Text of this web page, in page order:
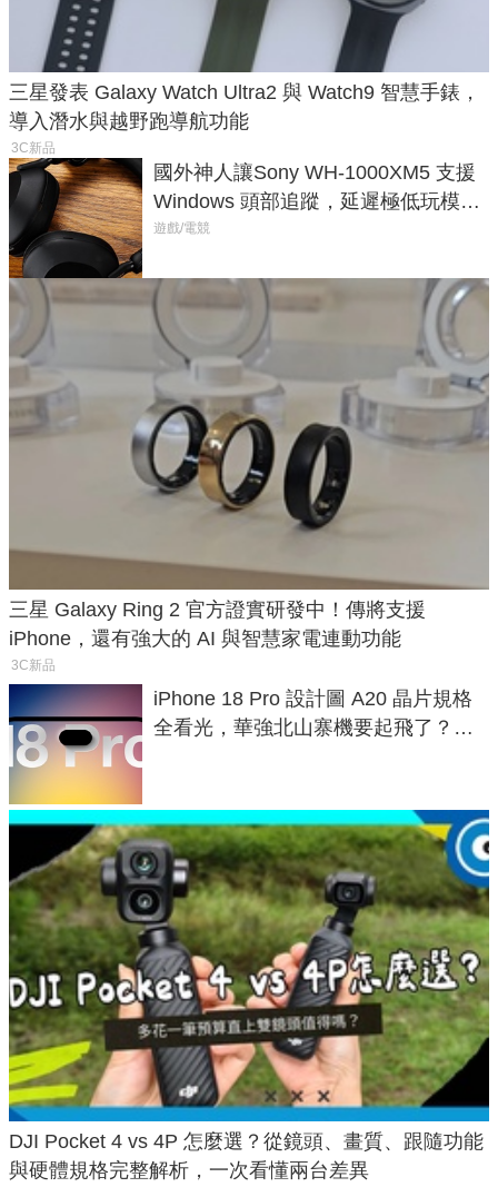
三星發表 Galaxy Watch Ultra2 與 Watch9 智慧手錶，
導入潛水與越野跑導航功能
3C新品
國外神人讓Sony WH-1000XM5 支援
Windows 頭部追蹤，延遲極低玩模擬
飛行超有感
遊戲/電競
三星 Galaxy Ring 2 官方證實研發中！傳將支援
iPhone，還有強大的 AI 與智慧家電連動功能
3C新品
iPhone 18 Pro 設計圖 A20 晶片規格
全看光，華強北山寨機要起飛了？專
DJI Pocket 4 vs 4P 怎麼選？從鏡頭、畫質、跟隨功能
與硬體規格完整解析，一次看懂兩台差異